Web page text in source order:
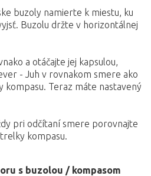
buzoly namierte k miestu, ku
Buzolu držte v horizontálnej
a otáčajte jej kapsulou,
- Juh v rovnakom smere ako
kompasu. Teraz máte nastavený
pri odčítaní smere porovnajte
kompasu.
s buzolou / kompasom